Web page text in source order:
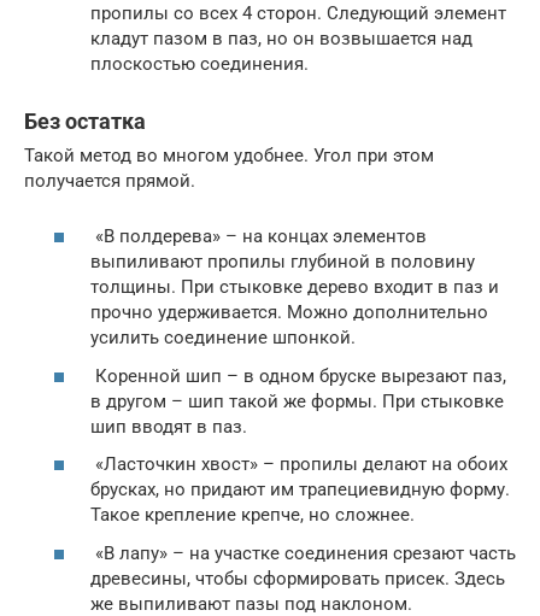
пропилы со всех 4 сторон. Следующий элемент
кладут пазом в паз, но он возвышается над
плоскостью соединения.
Без остатка
Такой метод во многом удобнее. Угол при этом
получается прямой.
«В полдерева» – на концах элементов
выпиливают пропилы глубиной в половину
толщины. При стыковке дерево входит в паз и
прочно удерживается. Можно дополнительно
усилить соединение шпонкой.
Коренной шип – в одном бруске вырезают паз,
в другом – шип такой же формы. При стыковке
шип вводят в паз.
«Ласточкин хвост» – пропилы делают на обоих
брусках, но придают им трапециевидную форму.
Такое крепление крепче, но сложнее.
«В лапу» – на участке соединения срезают часть
древесины, чтобы сформировать присек. Здесь
же выпиливают пазы под наклоном.